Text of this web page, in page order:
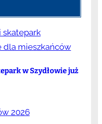
w Szydłowie już